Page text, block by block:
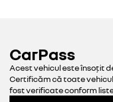
CarPass
Acest vehicul este însoțit
Certificăm că toate
fost verificate conform